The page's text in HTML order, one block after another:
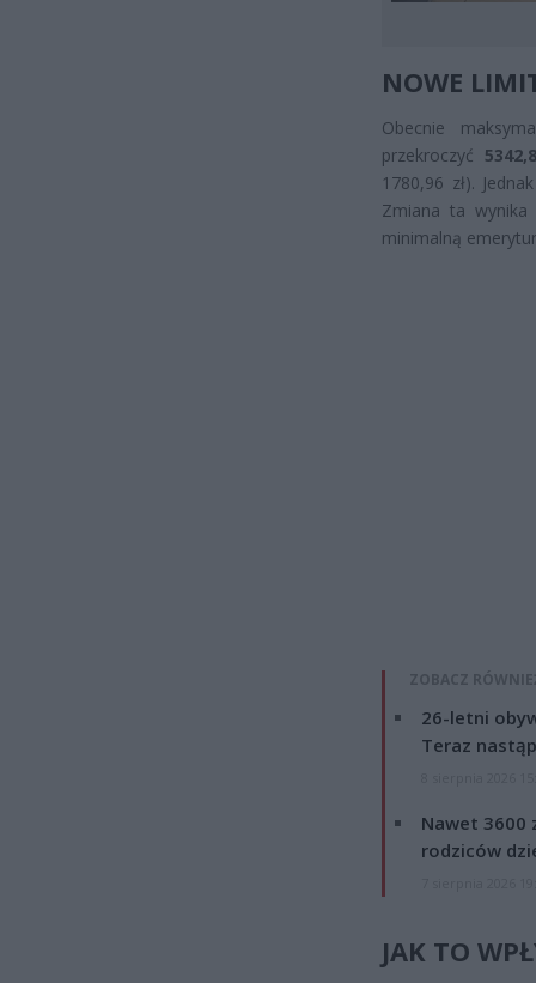
NOWE
Obecnie
przekroczyć
1780,96 zł).
Zmiana ta
minimalną
ZOBACZ
26-letni
Teraz
Nawet 3600
rodziców
JAK TO